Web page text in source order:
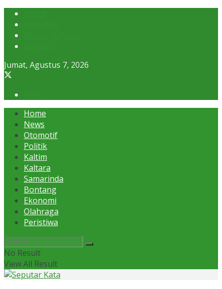
Jumat, Agustus 7, 2026
Home
News
Otomotif
Politik
Kaltim
Kaltara
Samarinda
Bontang
Ekonomi
Olahraga
Peristiwa
No Result
View All Result